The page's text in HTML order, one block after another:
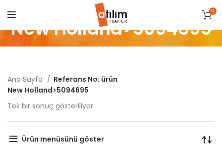
0
New Holland>5094695
Ana Sayfa
Referans No: ürün
New Holland>5094695
Tek bir sonuç gösteriliyor
Ürün menüsünü göster